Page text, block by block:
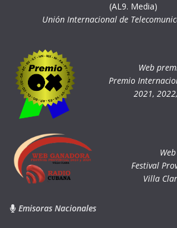
(AL9. Media)
Unión Internacional de
Web
Premio
2021,
Festival
Villa
Emisoras Nacionales